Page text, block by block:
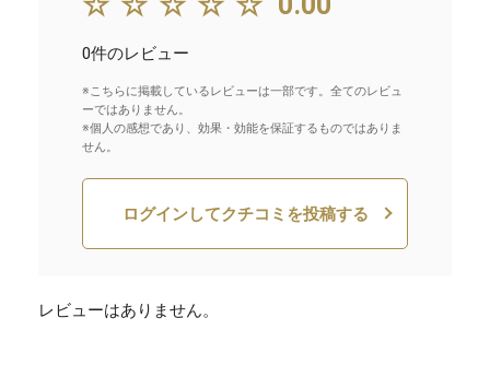
0件のレビュー
※こちらに掲載しているレビューは一部です。全てのレビュ
ーではありません。
※個人の感想であり、効果・効能を保証するものではありま
せん。
ログインしてクチコミを投稿する
レビューはありません。